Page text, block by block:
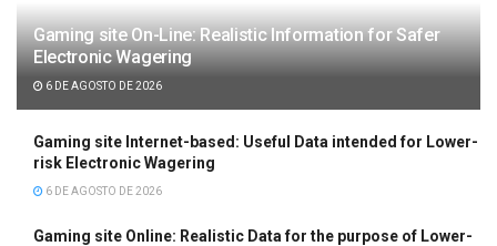
Gaming site On-Line: Realistic Information for Safer
Electronic Wagering
6 DE AGOSTO DE 2026
Gaming site Internet-based: Useful Data intended for Lower-
risk Electronic Wagering
6 DE AGOSTO DE 2026
Gaming site Online: Realistic Data for the purpose of Lower-